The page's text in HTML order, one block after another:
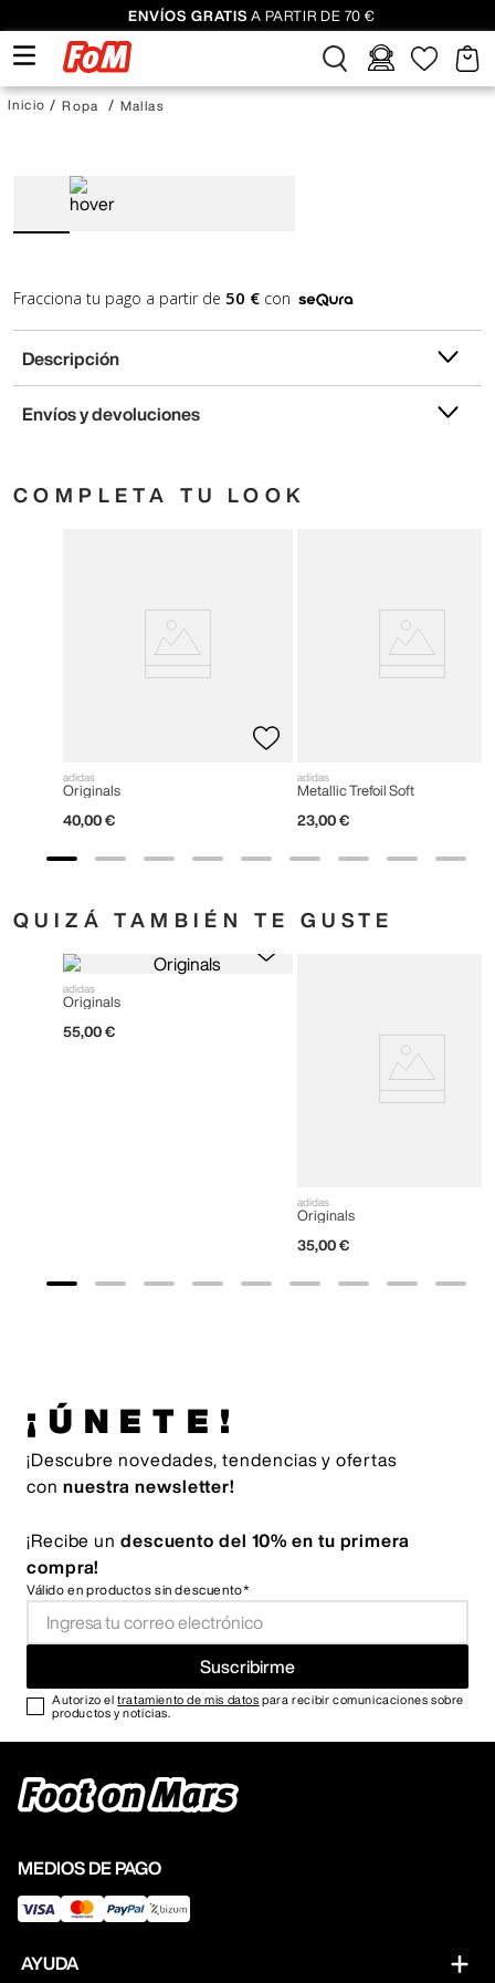
ENVÍOS GRATIS A PARTIR DE 70 €
Ropa Mallas
Fracciona tu pago a partir de 50 € con
Descripción
Envíos y devoluciones
COMPLETA TU LOOK
adidas
Originals
40,00 €
adidas
Metallic Trefoil Soft
23,00 €
QUIZÁ TAMBIÉN TE GUSTE
adidas
Originals
55,00 €
adidas
Originals
35,00 €
¡ÚNETE!
¡Descubre novedades, tendencias y ofertas
con nuestra newsletter!
¡Recibe un descuento del 10% en tu primera
compra!
Válido en productos sin descuento*
Suscribirme
Autorizo eltratamiento de mis datos para recibir comunicaciones sobre
productos y noticias.
MEDIOS DE PAGO
AYUDA